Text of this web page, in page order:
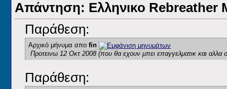
Απάντηση: Ελληνικο Rebreather
Παράθεση:
Αρχικό μήνυμα απο fin
Προτεινω 12 Οκτ 2008 (που θα εχουν μπει επαγγελματικ και αλλα
Παράθεση: